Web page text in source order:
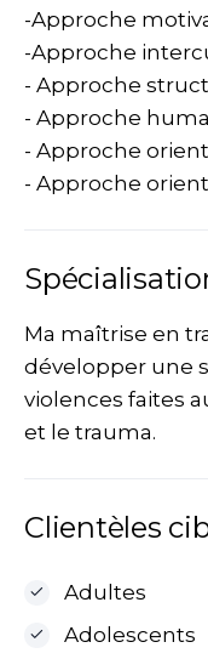
-Approche
-Approche
- Approche
- Approche
- Approche
- Approche
Ma maîtrise en
développer une
violences faites
et le trauma.
Clientèles
Adultes
Adolescents